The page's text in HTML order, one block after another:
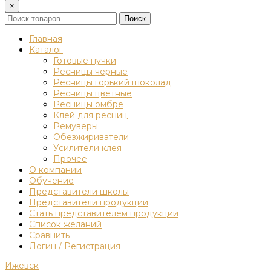
×
Поиск
Главная
Каталог
Готовые пучки
Ресницы черные
Ресницы горький шоколад
Ресницы цветные
Ресницы омбре
Клей для ресниц
Ремуверы
Обезжириватели
Усилители клея
Прочее
О компании
Обучение
Представители школы
Представители продукции
Стать представителем продукции
Список желаний
Сравнить
Логин / Регистрация
Ижевск